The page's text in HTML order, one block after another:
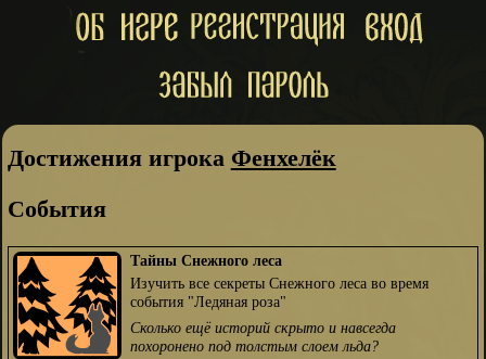
Достижения игрока Фенхелёк
События
Тайны Снежного леса
Изучить все секреты Снежного леса во время
события "Ледяная роза"
Сколько ещё историй скрыто и навсегда
похоронено под толстым слоем льда?